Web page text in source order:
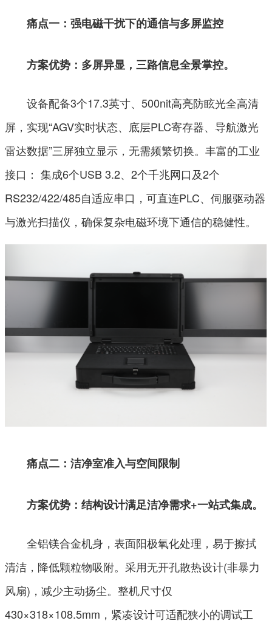
痛点一：强电磁干扰下的通信与多屏监控
方案优势： 多屏异显，三路信息全景掌控。
设备配备3个17.3英寸、500nit高亮防眩光全高清
屏，实现“AGV实时状态、底层PLC寄存器、导航激光
雷达数据”三屏独立显示，无需频繁切换。丰富的工业
接口： 集成6个USB 3.2、2个千兆网口及2个
RS232/422/485自适应串口，可直连PLC、伺服驱动器
与激光扫描仪，确保复杂电磁环境下通信的稳健性。
痛点二：洁净室准入与空间限制
方案优势：结构设计满足洁净需求+一站式集成。
全铝镁合金机身，表面阳极氧化处理，易于擦拭
清洁，降低颗粒物吸附。采用无开孔散热设计(非暴力
风扇)，减少主动扬尘。整机尺寸仅
430×318×108.5mm，紧凑设计可适配狭小的调试工